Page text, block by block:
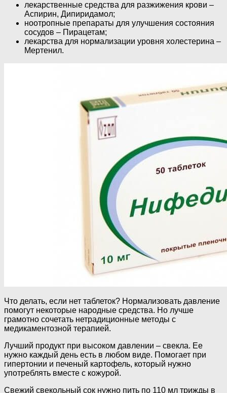
лекарственные средства для разжижения крови –
Аспирин, Дипиридамол;
ноотропные препараты для улучшения состояния
сосудов – Пирацетам;
лекарства для нормализации уровня холестерина –
Мертенил.
Что делать, если нет таблеток? Нормализовать давление
помогут некоторые народные средства. Но лучше
грамотно сочетать нетрадиционные методы с
медикаментозной терапией.
Лучший продукт при высоком давлении – свекла. Ее
нужно каждый день есть в любом виде. Помогает при
гипертонии и печеный картофель, который нужно
употреблять вместе с кожурой.
Свежий свекольный сок нужно пить по 110 мл трижды в